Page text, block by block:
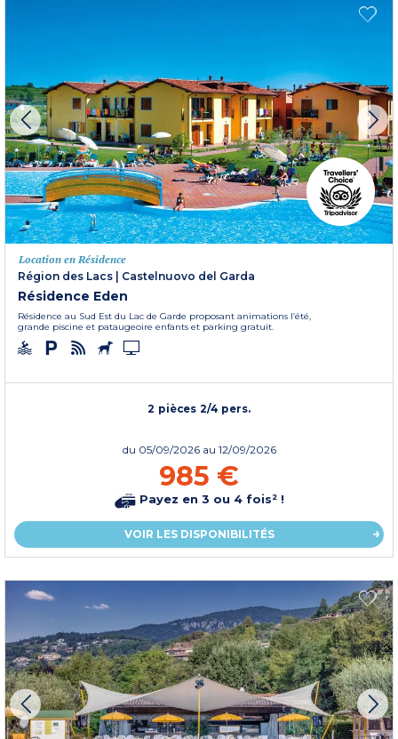
Location en Résidence
Région des Lacs
Castelnuovo del Garda
Résidence Eden
Résidence au Sud Est du Lac de Garde proposant animations l’été,
grande piscine et pataugeoire enfants et parking gratuit.
2 pièces 2/4 pers.
du 05/09/2026 au 12/09/2026
985 €
Payez en 3 ou 4 fois² !
VOIR LES DISPONIBILITÉS